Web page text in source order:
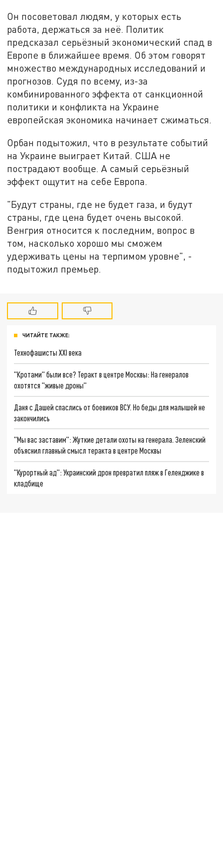
Он посоветовал людям, у которых есть
работа, держаться за неё. Политик
предсказал серьёзный экономический спад в
Европе в ближайшее время. Об этом говорят
множество международных исследований и
прогнозов. Судя по всему, из-за
комбинированного эффекта от санкционной
политики и конфликта на Украине
европейская экономика начинает сжиматься.
Орбан подытожил, что в результате событий
на Украине выиграет Китай. США не
пострадают вообще. А самый серьёзный
эффект ощутит на себе Европа.
"Будут страны, где не будет газа, и будут
страны, где цена будет очень высокой.
Венгрия относится к последним, вопрос в
том, насколько хорошо мы сможем
удерживать цены на терпимом уровне", -
подытожил премьер.
ЧИТАЙТЕ ТАКЖЕ:
Технофашисты XXI века
"Кротами" были все? Теракт в центре Москвы: На генералов
охотятся "живые дроны"
Даня с Дашей спаслись от боевиков ВСУ. Но беды для малышей не
закончились
"Мы вас заставим": Жуткие детали охоты на генерала. Зеленский
объяснил главный смысл теракта в центре Москвы
"Курортный ад": Украинский дрон превратил пляж в Геленджике в
кладбище